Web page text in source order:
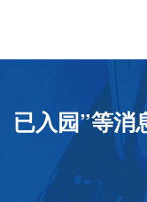
已入园”等消